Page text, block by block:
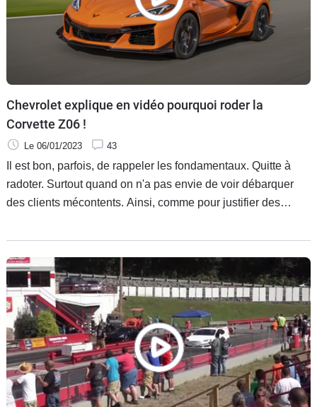
Chevrolet explique en vidéo pourquoi roder la
Corvette Z06 !
Le 06/01/2023 43
Il est bon, parfois, de rappeler les fondamentaux. Quitte à
radoter. Surtout quand on n'a pas envie de voir débarquer
des clients mécontents. Ainsi, comme pour justifier des
d'expliquer en vidéo pourquoi il ne faut prendre d'emblée
8 500 tr/mn avec sa Corvette Z06 ! Au cas où certains
décérébrés auraient envie de le faire…